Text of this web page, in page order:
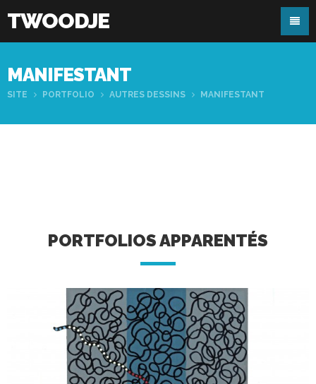
TWOODJE
MANIFESTANT
SITE PORTFOLIO AUTRES DESSINS MANIFESTANT
PORTFOLIOS APPARENTÉS